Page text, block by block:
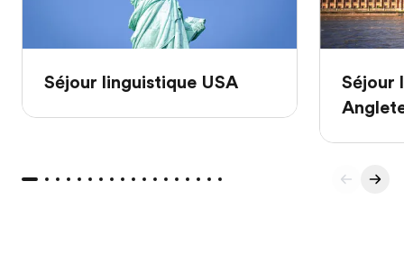
Séjour linguistique USA
Séjour